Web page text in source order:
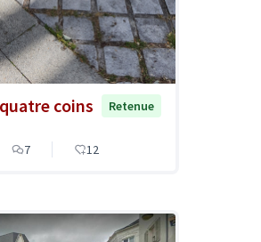
coins
Retenue
7 12